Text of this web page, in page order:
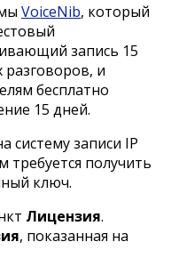
VoiceNib, который
запись 15
и
бесплатно
15 дней.
систему записи IP
требуется получить
ключ.
Лицензия.
, показанная на